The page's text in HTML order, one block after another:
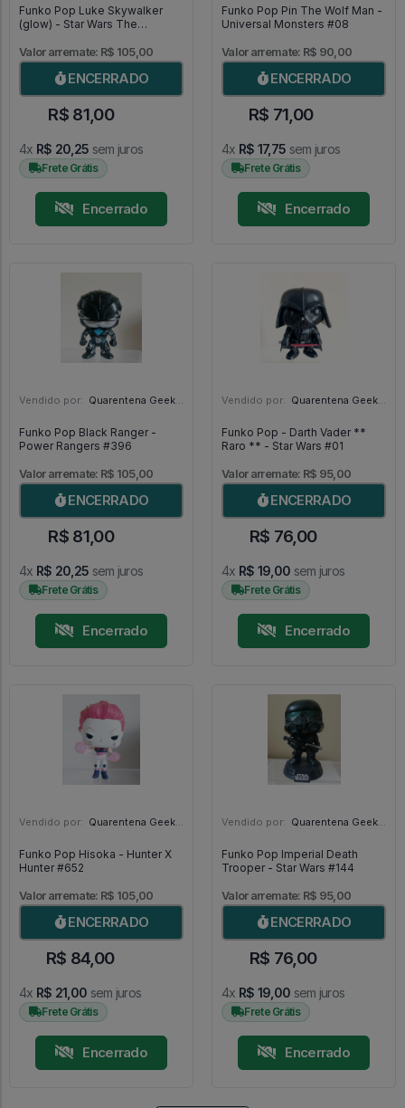
Funko Pop Luke Skywalker
(glow) - Star Wars The
Valor arremate: R$ 105,00
ENCERRADO
R$ 81,00
4x R$ 20,25 sem juros
Frete Grátis
Encerrado
Funko Pop Pin The Wolf Man -
Universal Monsters #08
Valor arremate: R$ 90,00
ENCERRADO
R$ 71,00
4x R$ 17,75 sem juros
Frete Grátis
Encerrado
Vendido por: Quarentena Geek Store - SP
Funko Pop Black Ranger -
Power Rangers #396
Valor arremate: R$ 105,00
ENCERRADO
R$ 81,00
4x R$ 20,25 sem juros
Frete Grátis
Encerrado
Vendido por: Quarentena Geek Store - SP
Funko Pop - Darth Vader **
Raro ** - Star Wars #01
Valor arremate: R$ 95,00
ENCERRADO
R$ 76,00
4x R$ 19,00 sem juros
Frete Grátis
Encerrado
Vendido por: Quarentena Geek Store - SP
Funko Pop Hisoka - Hunter X
Hunter #652
Valor arremate: R$ 105,00
ENCERRADO
R$ 84,00
4x R$ 21,00 sem juros
Frete Grátis
Encerrado
Vendido por: Quarentena Geek Store - SP
Funko Pop Imperial Death
Trooper - Star Wars #144
Valor arremate: R$ 95,00
ENCERRADO
R$ 76,00
4x R$ 19,00 sem juros
Frete Grátis
Encerrado